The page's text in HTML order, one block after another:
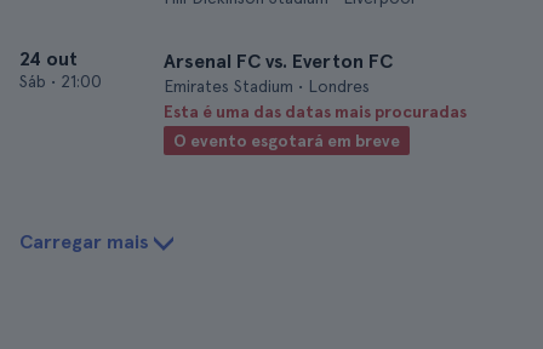
24 out
Sáb • 21:00
Arsenal FC vs. Everton FC
Emirates Stadium • Londres
Esta é uma das datas mais procuradas
O evento esgotará em breve
Carregar mais